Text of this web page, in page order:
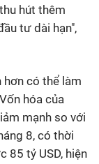
hút thêm
tư dài hạn",
hơn có thể làm
hóa của
mạnh so với
8, có thời
85 tỷ USD, hiện